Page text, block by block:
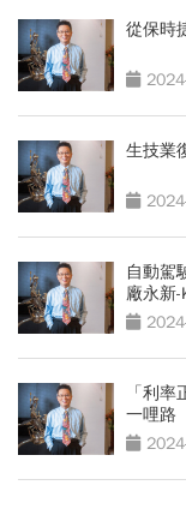
從保時
生技業
自動駕
廠永新-
「利
一哩路